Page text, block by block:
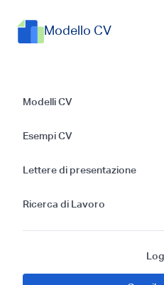
Modello CV
Modelli CV
Esempi CV
Lettere di presentazione
Ricerca di Lavoro
Guida
per
Efficace
Operatore